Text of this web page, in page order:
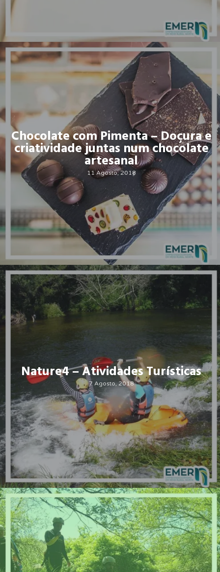
Chocolate com Pimenta – Doçura e
criatividade juntas num chocolate
artesanal
11 Agosto, 2018
Nature4 – Atividades Turísticas
7 Agosto, 2018